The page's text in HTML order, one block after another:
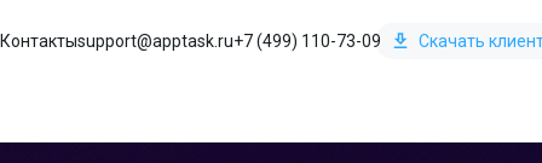
Контактыsupport@apptask.ru+7 (499) 110-73-09 Скачать